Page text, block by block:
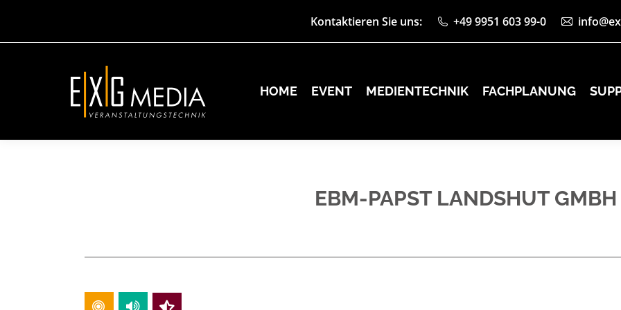
Kontaktieren Sie uns: +49 9951 603 99-0
HOME EVENT MEDIENTECHNIK FACHPLANUNG
EBM-PAPST LANDSHUT GMBH